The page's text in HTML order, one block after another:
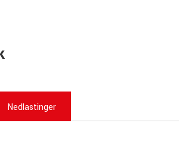
Nedlastinger